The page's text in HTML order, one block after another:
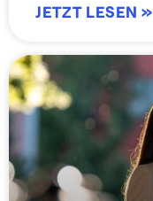
JETZT LESEN »